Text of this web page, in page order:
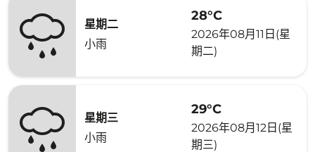
星期二
小雨
28°C
2026年08月11日(星
期二)
星期三
小雨
29°C
2026年08月12日(星
期三)